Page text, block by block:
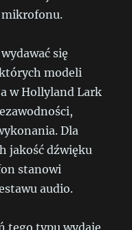
mikrofonu.
się
modeli
w Hollyland Lark
Dla
jakość dźwięku
stanowi
audio.
tego typu wydaje